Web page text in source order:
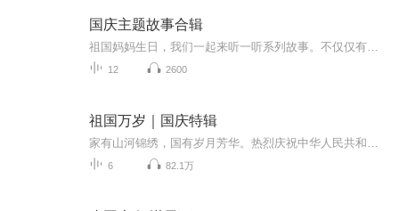
国庆主题故事合辑
12 2600
祖国万岁｜国庆特辑
6 82.1万